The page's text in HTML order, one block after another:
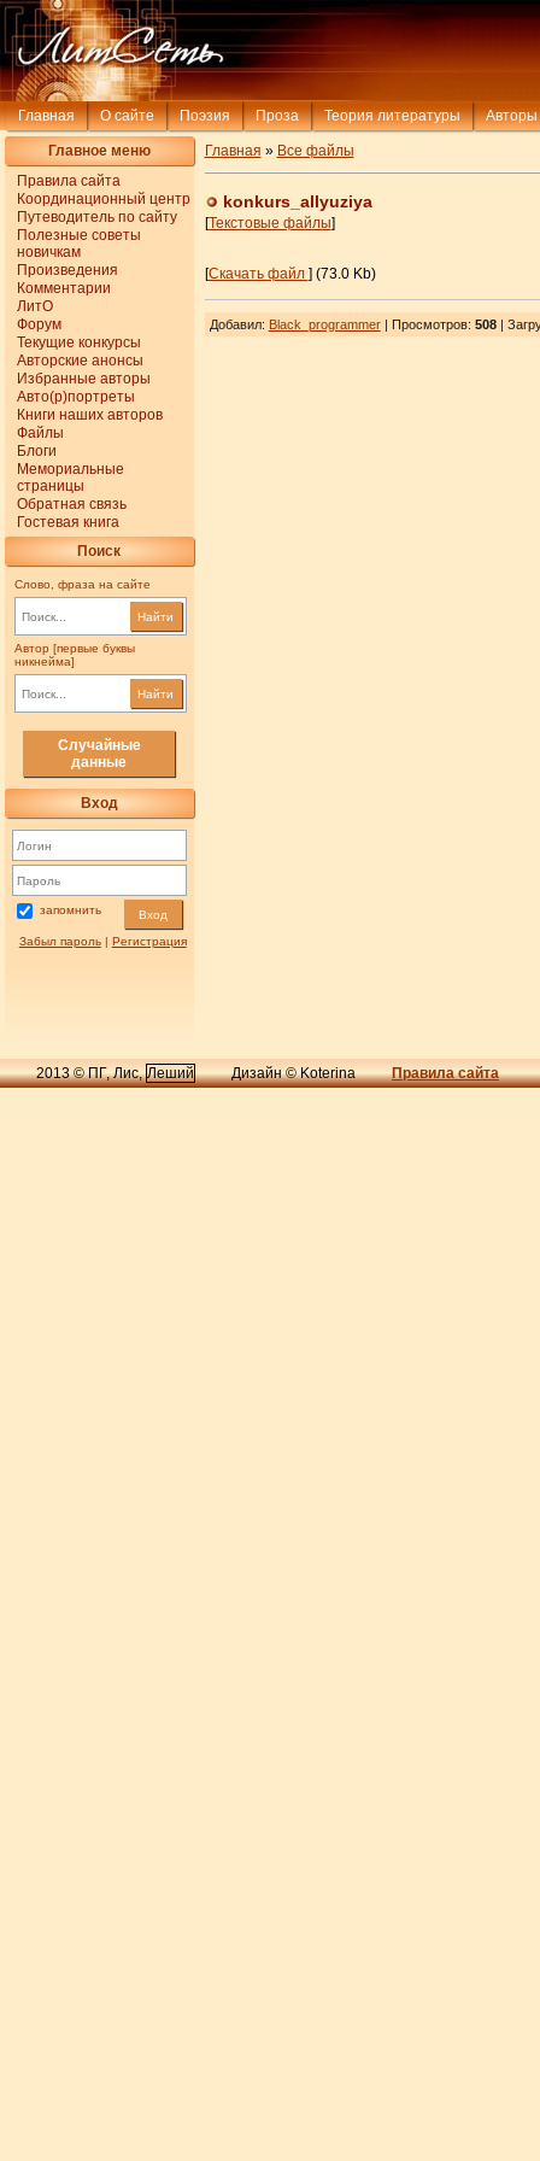
Главная О сайте Поэзия Проза Теория литературы Авторы
Главное меню
Правила сайта
Координационный центр
Путеводитель по сайту
Полезные советы
новичкам
Произведения
Комментарии
ЛитО
Форум
Текущие конкурсы
Авторские анонсы
Избранные авторы
Авто(р)портреты
Книги наших авторов
Файлы
Блоги
Мемориальные
страницы
Обратная связь
Гостевая книга
Поиск
Слово, фраза на сайте
Найти
Автор [первые буквы
никнейма]
Найти
Случайные
данные
Вход
запомнить Вход
Забыл пароль| Регистрация
Главная » Все файлы
konkurs_allyuziya
[Текстовые файлы]
[Скачать файл ] (73.0 Kb)
Добавил: Black_programmer| Просмотров: 508|
2013 © ПГ, Лис,Леший Дизайн © Koterina Правила сайта